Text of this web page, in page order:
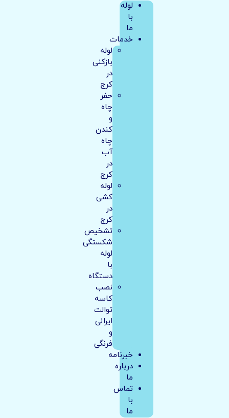
لوله
با
ما
خدمات
لوله
بازکنی
در
کرج
حفر
چاه
و
کندن
چاه
آب
در
کرج
لوله
کشی
در
کرج
تشخیص
شکستگی
لوله
با
دستگاه
نصب
کاسه
توالت
ایرانی
و
فرنگی
خبرنامه
درباره
ما
تماس
با
ما